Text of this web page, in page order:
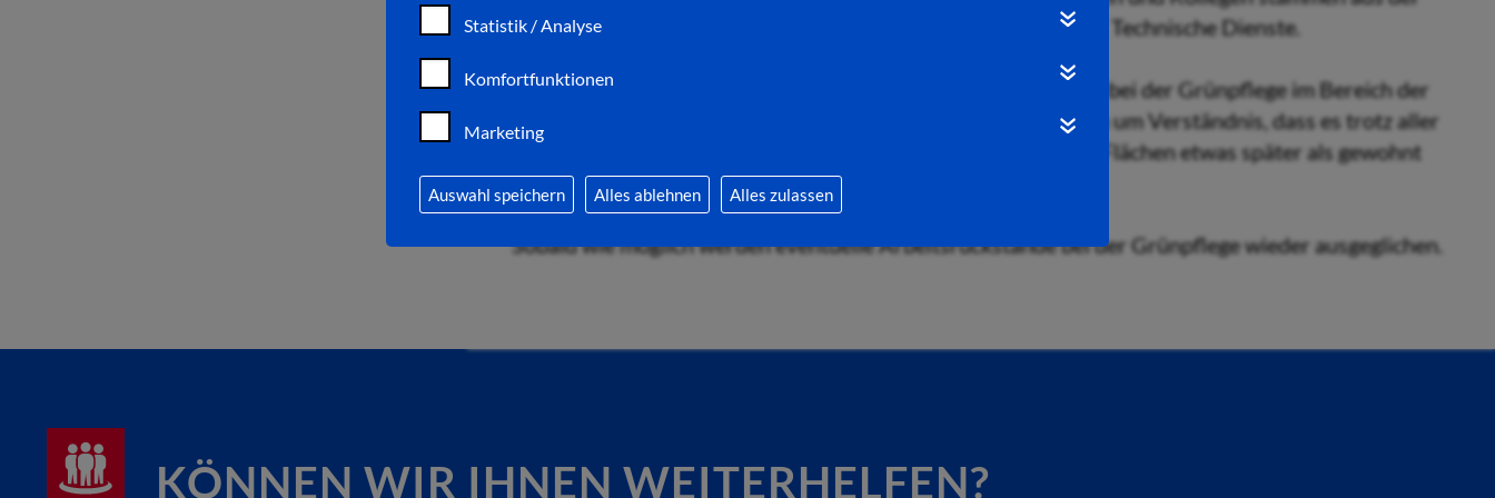
Statistik / Analyse
Komfortfunktionen
Marketing
Auswahl speichern Alles ablehnen Alles zulassen
Mannschaft des für die Grünpflege zuständigen Fachbereiches Technische Dienste.
Darum kann es in diesem Zeitraum zu Leistungsreduzierungen bei der Grünpflege im Bereich der
Ortsteile kommen kann. Die Stadtverwaltung bittet vorsorglich um Verständnis, dass es trotz aller
Bemühungen nicht zu vermeiden sein könnte, dass öffentliche Flächen etwas später als gewohnt
gemäht werden.
Sobald wie möglich werden eventuelle Arbeitsrückstände bei der Grünpflege wieder ausgeglichen.
KÖNNEN WIR IHNEN WEITERHELFEN?